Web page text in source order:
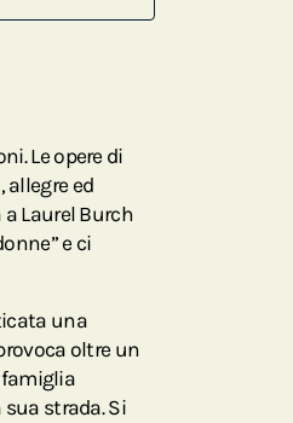
Le opere di
allegre ed
Laurel Burch
e ci
una
oltre un
sua strada. Si